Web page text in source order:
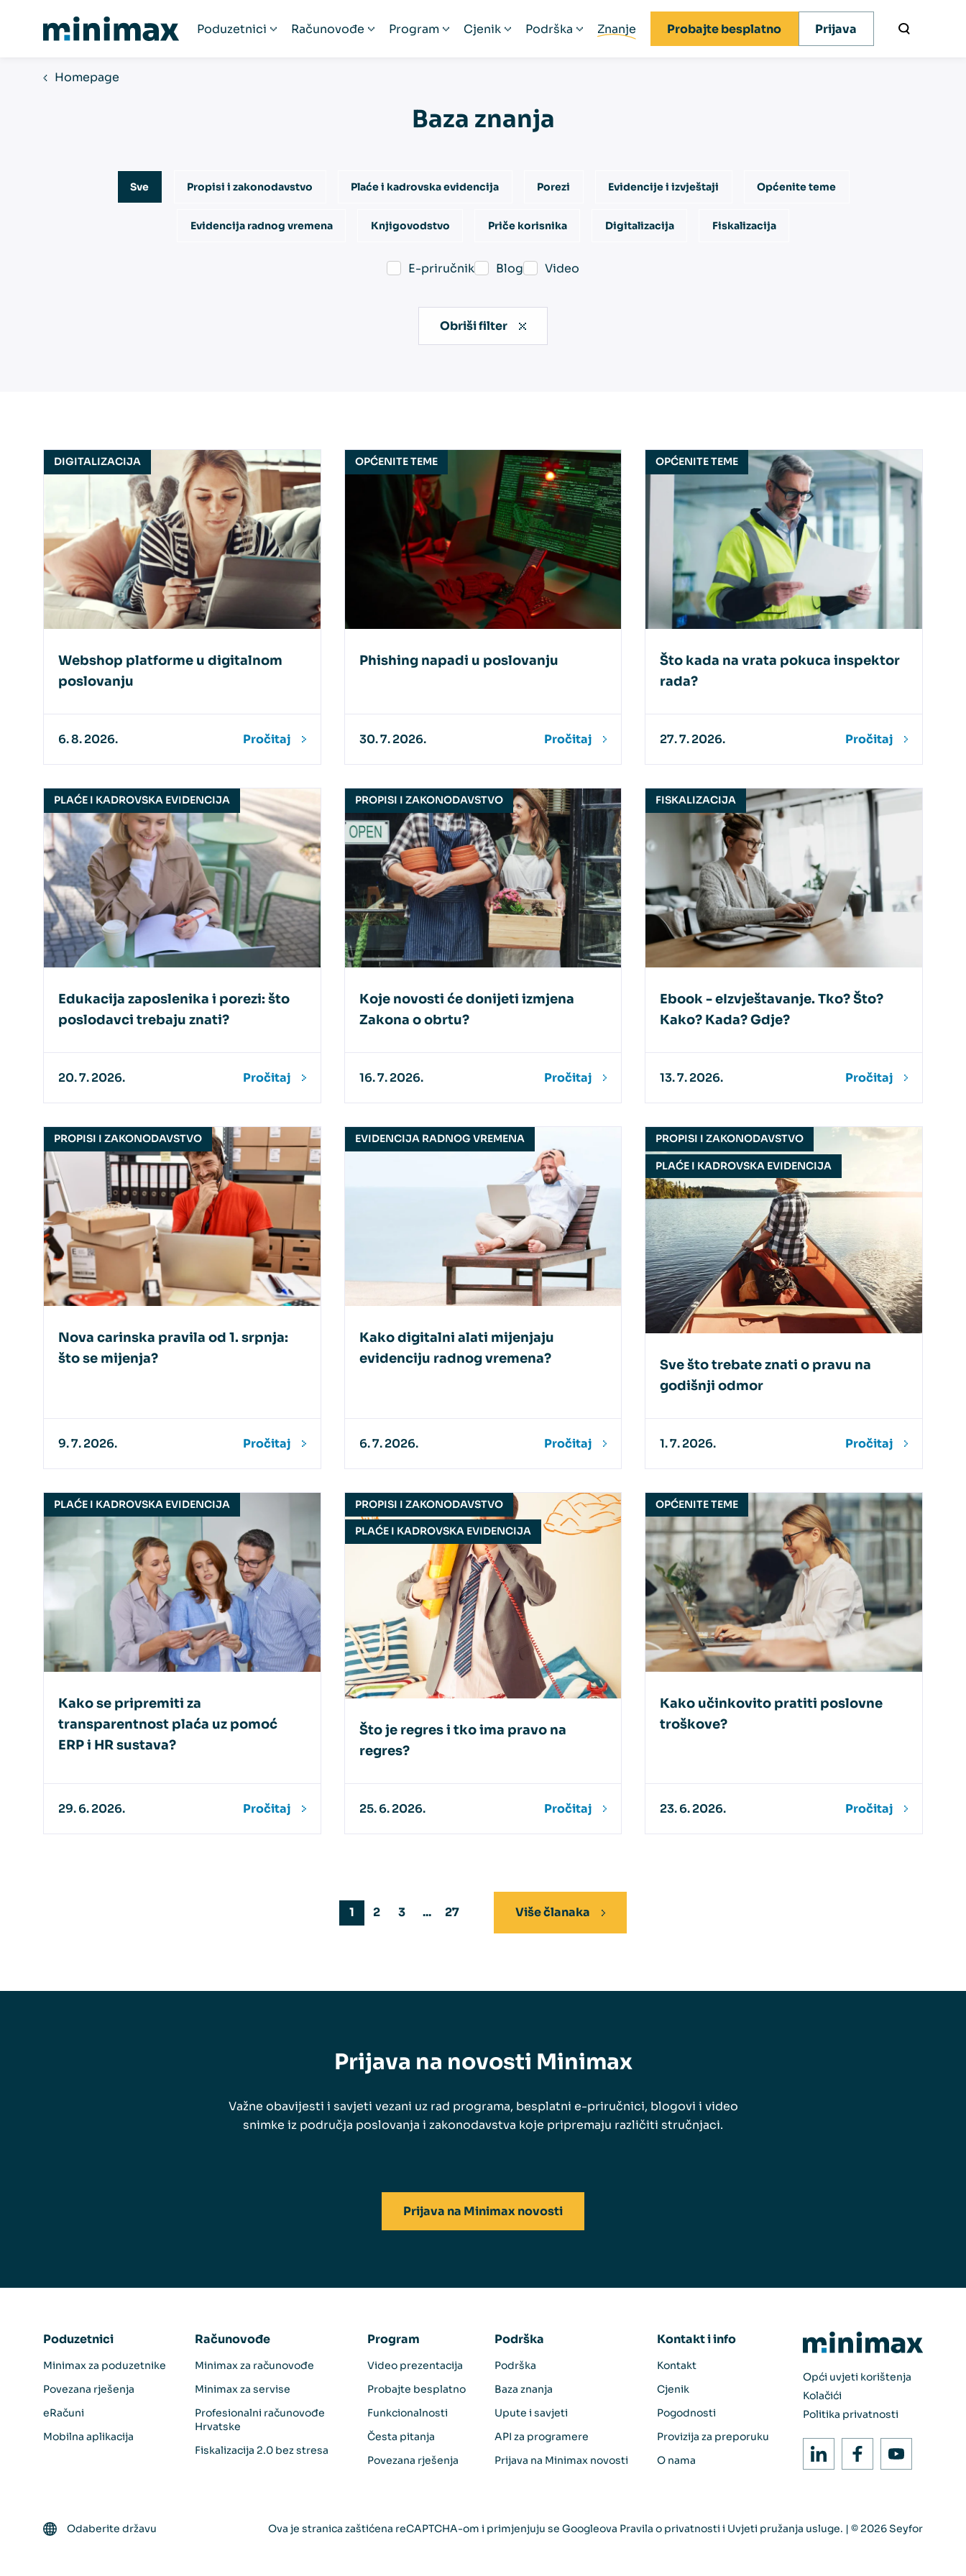
Poduzetnici
Udruge
Računovođe
Fiskalizacija 2.0 bez stresa
Program
Česta pitanja
Iskustva korisnika
Cjenik
Provizija za preporuku
Podrška
Prijava na Minimax novosti
Znanje Probajte besplatno Prijava
Homepage
Baza znanja
Sve Propisi i zakonodavstvo Plaće i kadrovska evidencija Porezi Evidencije i izvještaji Općenite teme
Evidencija radnog vremena Knjigovodstvo Priče korisnika Digitalizacija Fiskalizacija
E-priručnik Blog Video
Obriši filter
DIGITALIZACIJA
Webshop platforme u digitalnom
poslovanju
6. 8. 2026. Pročitaj
OPĆENITE TEME
Phishing napadi u poslovanju
30. 7. 2026. Pročitaj
OPĆENITE TEME
Što kada na vrata pokuca inspektor
rada?
27. 7. 2026. Pročitaj
PLAĆE I KADROVSKA EVIDENCIJA
Edukacija zaposlenika i porezi: što
poslodavci trebaju znati?
20. 7. 2026. Pročitaj
PROPISI I ZAKONODAVSTVO
Koje novosti će donijeti izmjena
Zakona o obrtu?
16. 7. 2026. Pročitaj
FISKALIZACIJA
Ebook - eIzvještavanje. Tko? Što?
Kako? Kada? Gdje?
13. 7. 2026. Pročitaj
PROPISI I ZAKONODAVSTVO
Nova carinska pravila od 1. srpnja:
što se mijenja?
9. 7. 2026. Pročitaj
EVIDENCIJA RADNOG VREMENA
Kako digitalni alati mijenjaju
evidenciju radnog vremena?
6. 7. 2026. Pročitaj
PROPISI I ZAKONODAVSTVO
PLAĆE I KADROVSKA EVIDENCIJA
Sve što trebate znati o pravu na
godišnji odmor
1. 7. 2026. Pročitaj
PLAĆE I KADROVSKA EVIDENCIJA
Kako se pripremiti za
transparentnost plaća uz pomoć
ERP i HR sustava?
29. 6. 2026. Pročitaj
PROPISI I ZAKONODAVSTVO
PLAĆE I KADROVSKA EVIDENCIJA
Što je regres i tko ima pravo na
regres?
25. 6. 2026. Pročitaj
OPĆENITE TEME
Kako učinkovito pratiti poslovne
troškove?
23. 6. 2026. Pročitaj
1 2 3 ... 27 Više članaka
Prijava na novosti Minimax
Važne obavijesti i savjeti vezani uz rad programa, besplatni e-priručnici, blogovi i video
snimke iz područja poslovanja i zakonodavstva koje pripremaju različiti stručnjaci.
Prijava na Minimax novosti
Poduzetnici
Minimax za poduzetnike
Povezana rješenja
eRačuni
Mobilna aplikacija
Računovođe
Minimax za računovođe
Minimax za servise
Profesionalni računovođe
Hrvatske
Fiskalizacija 2.0 bez stresa
Program
Video prezentacija
Probajte besplatno
Funkcionalnosti
Česta pitanja
Povezana rješenja
Podrška
Podrška
Baza znanja
Upute i savjeti
API za programere
Prijava na Minimax novosti
Kontakt i info
Kontakt
Cjenik
Pogodnosti
Provizija za preporuku
O nama
Opći uvjeti korištenja
Kolačići
Politika privatnosti
Odaberite državu Ova je stranica zaštićena reCAPTCHA-om i primjenjuju se Googleova Pravila o privatnosti i Uvjeti pružanja usluge. | © 2026 Seyfor